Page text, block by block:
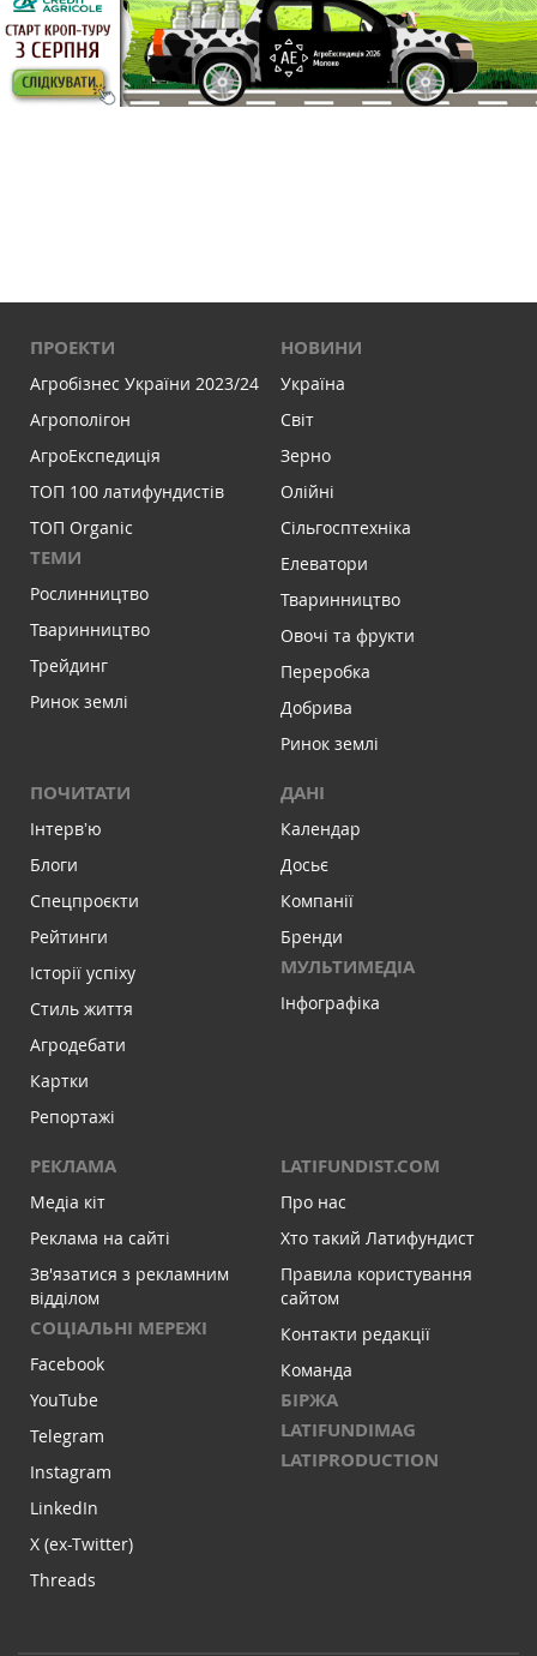
ПРОЕКТИ
Агробізнес України 2023/24
Агрополігон
АгроЕкспедиція
ТОП 100 латифундистів
ТОП Organic
ТЕМИ
Рослинництво
Тваринництво
Трейдинг
Ринок землі
НОВИНИ
Україна
Світ
Зерно
Олійні
Сільгосптехніка
Елеватори
Тваринництво
Овочі та фрукти
Переробка
Добрива
Ринок землі
ПОЧИТАТИ
Інтервʼю
Блоги
Спецпроєкти
Рейтинги
Історії успіху
Стиль життя
Агродебати
Картки
Репортажі
ДАНІ
Календар
Досьє
Компанії
Бренди
МУЛЬТИМЕДІА
Інфографіка
РЕКЛАМА
Медіа кіт
Реклама на сайті
Зв'язатися з рекламним
відділом
СОЦІАЛЬНІ МЕРЕЖІ
Facebook
YouTube
Telegram
Instagram
LinkedIn
X (ex-Twitter)
Threads
LATIFUNDIST.COM
Про нас
Хто такий Латифундист
Правила користування
сайтом
Контакти редакції
Команда
БІРЖА
LATIFUNDIMAG
LATIPRODUCTION